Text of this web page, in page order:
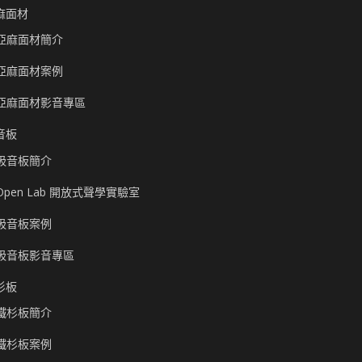
面材
麻面材簡介
麻面材案例
麻面材影音專區
板
音板簡介
Lab 開放式聲學實驗室
音板案例
音板影音專區
板
杉板簡介
杉板案例